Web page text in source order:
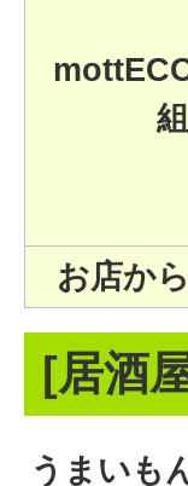
組
お店か
[居酒
うまいも